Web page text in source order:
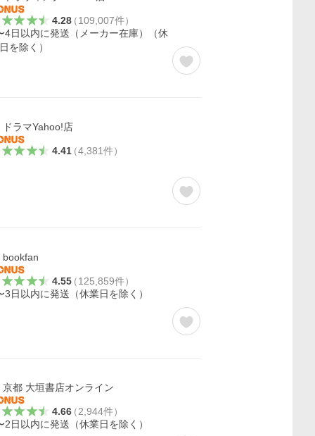
4.28（109,007件）
4日以内に発送（メーカー在庫）（休
を除く）
ドラマYahoo!店
4.41（4,381件）
bookfan
4.55（125,859件）
3日以内に発送（休業日を除く）
京都 大垣書店オンライン
4.66（2,944件）
2日以内に発送（休業日を除く）